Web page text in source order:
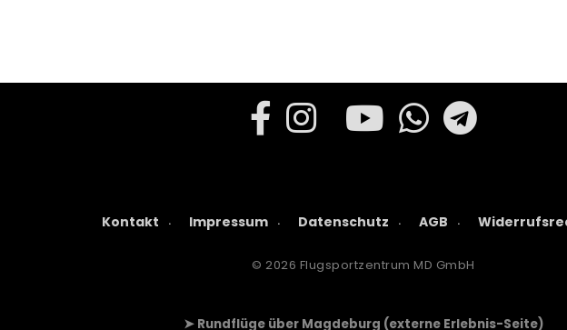
Kontakt Impressum Datenschutz AGB
© 2026 Flugsportzentrum MD GmbH
➤ Rundflüge über Magdeburg (externe Erlebnis-Seite)